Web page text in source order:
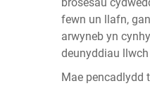
fewn un llafn,
arwyneb yn
deunyddiau
Mae pencadlydd